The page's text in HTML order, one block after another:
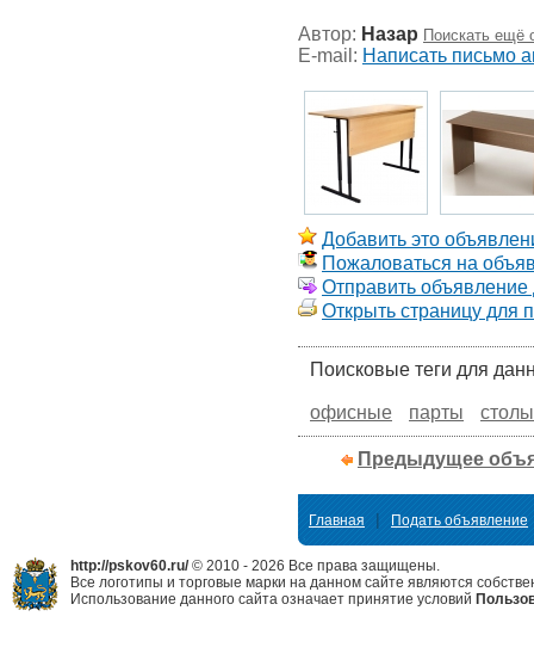
Автор: Назар Поискать ещё
E-mail: Написать письмо
Добавить это
Пожаловаться на
Отправить объявление
Открыть страницу для
Поисковые теги для
офисные парты столы
Предыдущее
Главная | Подать объявление
http://pskov60.ru/© 2010 - 2026 Все права защищены.
Все логотипы и торговые марки на данном сайте являются
Использование данного сайта означает принятие условий